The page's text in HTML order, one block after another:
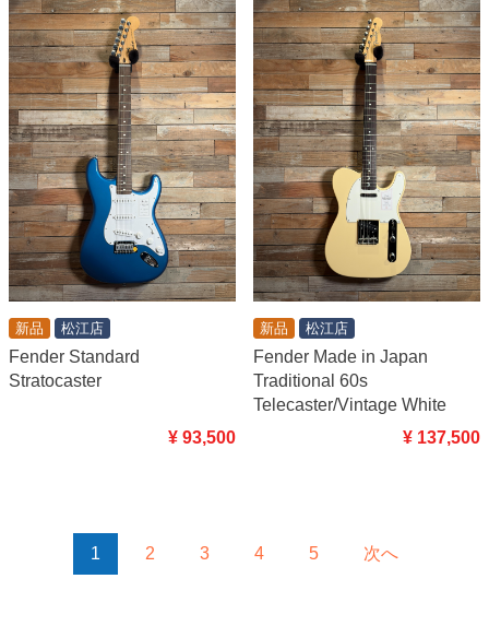
新品 松江店
Fender Standard
Stratocaster
¥ 93,500
新品 松江店
Fender Made in Japan
Traditional 60s
Telecaster/Vintage White
¥ 137,500
1 2 3 4 5 次へ